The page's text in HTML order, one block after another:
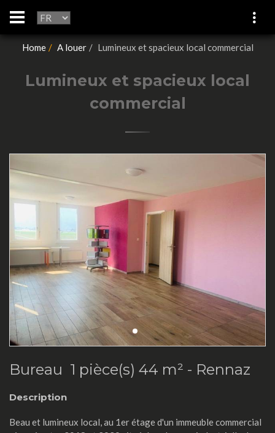
Home A louer Lumineux et spacieux local commercial
Lumineux et spacieux local
commercial
Bureau 1 pièce(s) 44 m² - Rennaz
Description
Beau et lumineux local, au 1er étage d'un immeuble commercial